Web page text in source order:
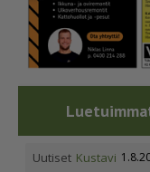
Uutiset Kustavi